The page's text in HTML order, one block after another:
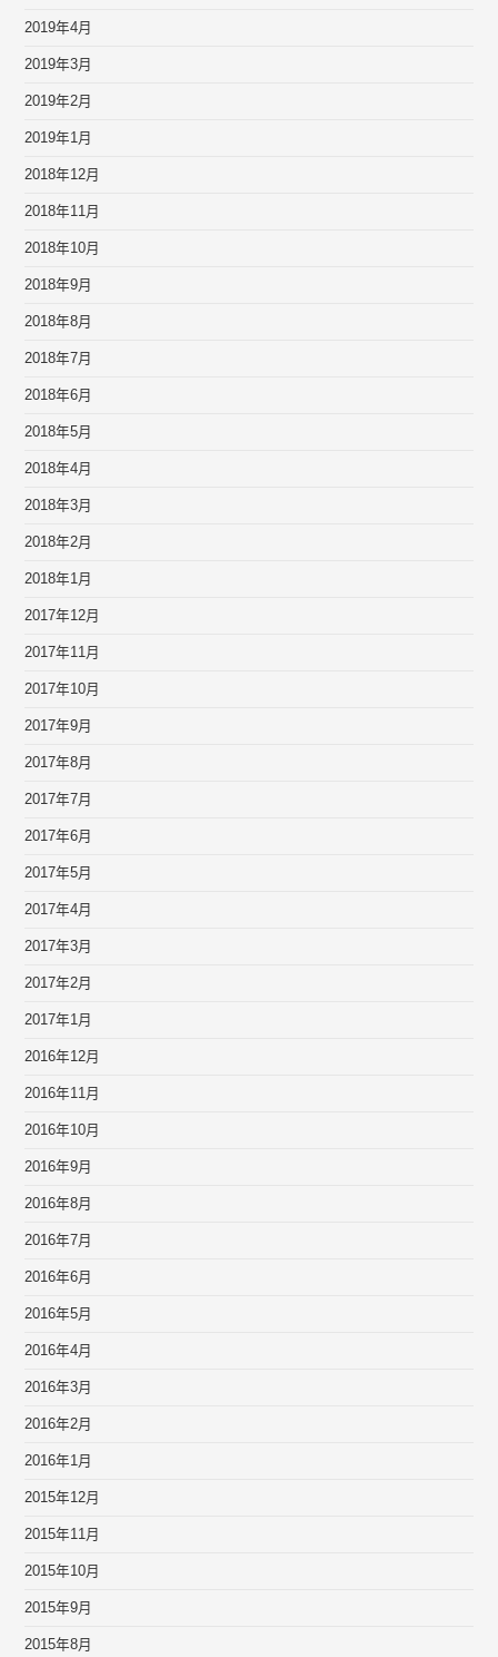
2019年4月
2019年3月
2019年2月
2019年1月
2018年12月
2018年11月
2018年10月
2018年9月
2018年8月
2018年7月
2018年6月
2018年5月
2018年4月
2018年3月
2018年2月
2018年1月
2017年12月
2017年11月
2017年10月
2017年9月
2017年8月
2017年7月
2017年6月
2017年5月
2017年4月
2017年3月
2017年2月
2017年1月
2016年12月
2016年11月
2016年10月
2016年9月
2016年8月
2016年7月
2016年6月
2016年5月
2016年4月
2016年3月
2016年2月
2016年1月
2015年12月
2015年11月
2015年10月
2015年9月
2015年8月